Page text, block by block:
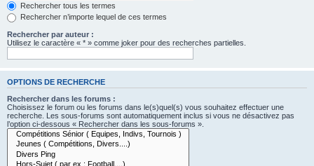
Rechercher tous les termes
Rechercher n’importe lequel de ces termes
Rechercher par auteur :
Utilisez le caractère « * » comme joker pour des recherches partielles.
OPTIONS DE RECHERCHE
Rechercher dans les forums :
Choisissez le forum ou les forums dans le(s)quel(s) vous souhaitez effectuer une
recherche. Les sous-forums sont automatiquement inclus si vous ne désactivez pas
l’option ci-dessous « Rechercher dans les sous-forums ».